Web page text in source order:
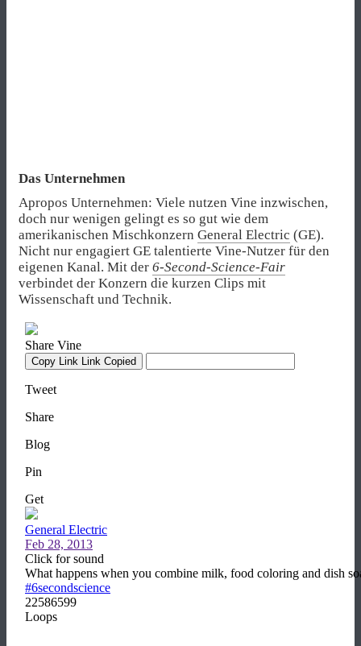
Das Unternehmen
Apropos Unternehmen: Viele nutzen Vine inzwischen,
doch nur wenigen gelingt es so gut wie dem
amerikanischen Mischkonzern General Electric (GE).
Nicht nur engagiert GE talentierte Vine-Nutzer für den
eigenen Kanal. Mit der 6-Second-Science-Fair
verbindet der Konzern die kurzen Clips mit
Wissenschaft und Technik.